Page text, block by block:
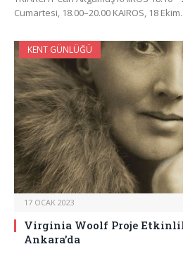
Cumartesi, 18.00–20.00 KAIROS, 18
KENT GÜNLÜĞÜ
17 OCAK 2023
Virginia Woolf Proje
Ankara’da